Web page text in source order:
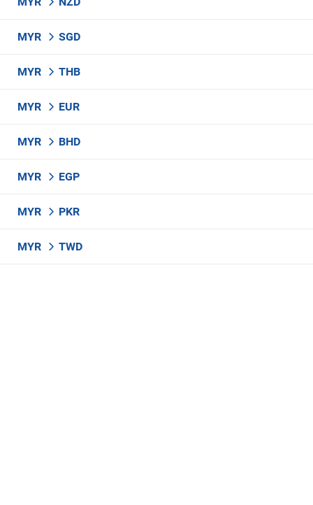
MYR SGD
MYR THB
MYR EUR
MYR BHD
MYR EGP
MYR PKR
MYR TWD